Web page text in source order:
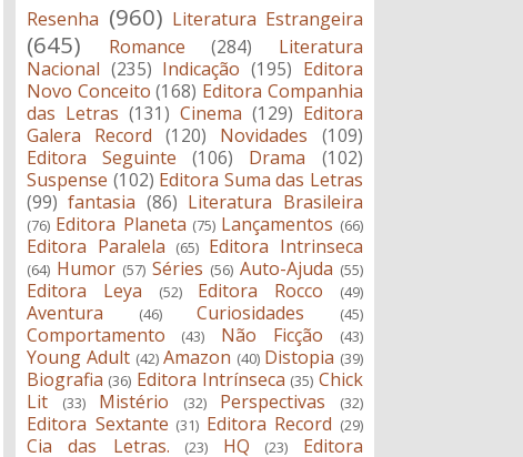
Resenha (960) Literatura Estrangeira
(645) Romance (284)
Literatura
Nacional (235) Indicação (195) Editora
Novo Conceito (168) Editora Companhia
das Letras (131) Cinema (129) Editora
Galera Record
(120) Novidades
(109)
Editora Seguinte
(106) Drama
(102)
Suspense (102) Editora Suma das Letras
(99) fantasia (86) Literatura Brasileira
(76) Editora Planeta (75) Lançamentos (66)
Editora Paralela (65) Editora Intrinseca
(64) Humor (57) Séries (56) Auto-Ajuda (55)
Editora Leya (52) Editora Rocco (49)
Aventura (46) Curiosidades (45)
Comportamento (43) Não Ficção (43)
Young Adult (42) Amazon (40) Distopia (39)
Biografia (36) Editora Intrínseca (35) Chick
Lit
(33) Mistério (32) Perspectivas (32)
Editora Sextante (31) Editora Record (29)
Cia das Letras. (23) HQ (23)
Editora